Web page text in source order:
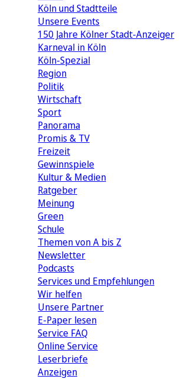
Köln und Stadtteile
Unsere Events
150 Jahre Kölner Stadt-Anzeiger
Karneval in Köln
Köln-Spezial
Region
Politik
Wirtschaft
Sport
Panorama
Promis & TV
Freizeit
Gewinnspiele
Kultur & Medien
Ratgeber
Meinung
Green
Schule
Themen von A bis Z
Newsletter
Podcasts
Services und Empfehlungen
Wir helfen
Unsere Partner
E-Paper lesen
Service FAQ
Online Service
Leserbriefe
Anzeigen